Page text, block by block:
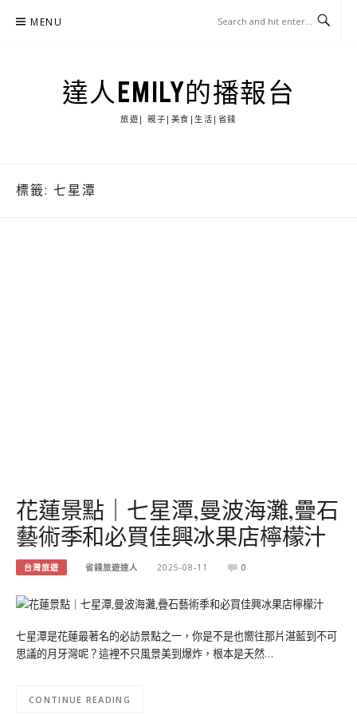
MENU
達人EMILY的播報台
旅遊| 親子|美食|生活|省錢
標籤: 七星潭
花蓮景點｜七星潭,曼波海灘,疊石
藝術季和必買佳興冰果店檸檬汁
台灣旅遊 省錢旅遊達人 2025-08-11 0
七星潭是花蓮最著名的必訪景點之一，你是不是也嚮往那片湛藍到不可
思議的月牙灣呢？這裡不只風景美到爆炸，根本是天然…
CONTINUE READING